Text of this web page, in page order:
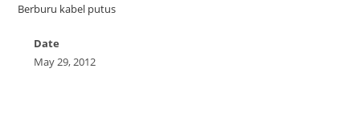
Berburu kabel putus
Date
May 29, 2012